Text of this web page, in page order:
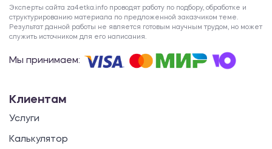
Эксперты сайта za4etka.info проводят работу по подбору, обработке и
структурированию материала по предложенной заказчиком теме.
Результат данной работы не является готовым научным трудом, но может
служить источником для его написания.
Мы принимаем:
Клиентам
Услуги
Калькулятор